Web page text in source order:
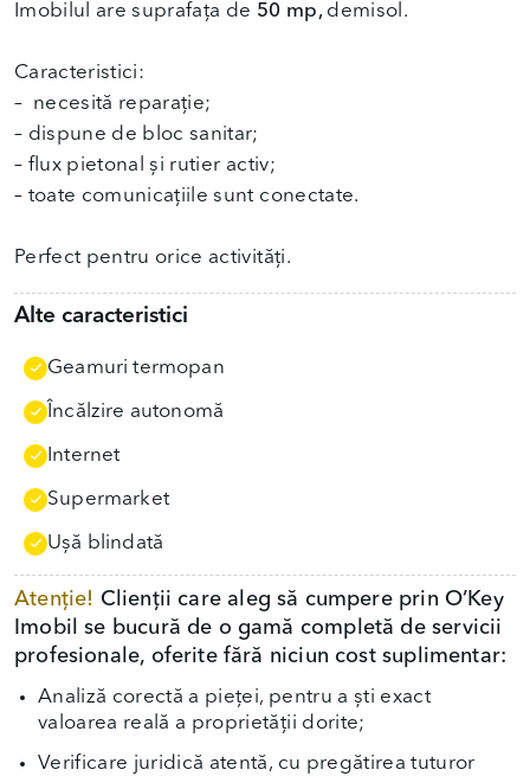
Imobilul are suprafața de 50 mp, demisol.
Caracteristici:
– necesită reparație;
– dispune de bloc sanitar;
– flux pietonal și rutier activ;
– toate comunicațiile sunt conectate.
Perfect pentru orice activități.
Alte caracteristici
Geamuri termopan
Încălzire autonomă
Internet
Supermarket
Uşă blindată
Atenție! Clienții care aleg să cumpere prin O’Key
Imobil se bucură de o gamă completă de servicii
profesionale, oferite fără niciun cost suplimentar:
Analiză corectă a pieței, pentru a ști exact
valoarea reală a proprietății dorite;
Verificare juridică atentă, cu pregătirea tuturor